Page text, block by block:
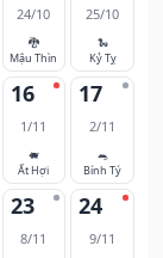
24/10
🐉
Mậu Thìn
25/10
🐍
Kỷ Tỵ
16
1/11
🐖
Ất Hợi
17
2/11
🐀
Bính Tý
23
8/11
24
9/11